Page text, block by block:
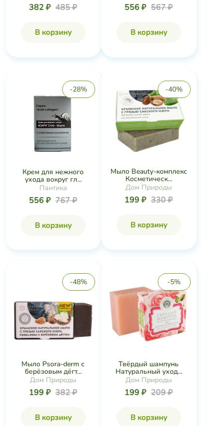
382 ₽ 485 ₽
В корзину
556 ₽ 567 ₽
В корзину
-28%
Крем для нежного
ухода вокруг гл...
Пантика
556 ₽ 767 ₽
В корзину
-40%
Мыло Beauty-комплекс
Косметическ...
Дом Природы
199 ₽ 330 ₽
В корзину
-48%
Мыло Psora-derm с
берёзовым дёгт...
Дом Природы
199 ₽ 382 ₽
В корзину
-5%
Твёрдый шампунь
Натуральный уход...
Дом Природы
199 ₽ 209 ₽
В корзину